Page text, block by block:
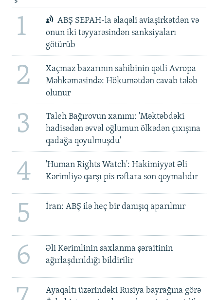
1
ABŞ SEPAH-la əlaqəli aviaşirkətdən və
onun iki təyyarəsindən sanksiyaları
götürüb
2
Xaçmaz bazarının sahibinin qətli Avropa
Məhkəməsində: Hökumətdən cavab tələb
olunur
3
Taleh Bağırovun xanımı: 'Məktəbdəki
hadisədən əvvəl oğlumun ölkədən çıxışına
qadağa qoyulmuşdu'
4
'Human Rights Watch': Hakimiyyət Əli
Kərimliyə qarşı pis rəftara son qoymalıdır
5 İran: ABŞ ilə heç bir danışıq aparılmır
6
Əli Kərimlinin saxlanma şəraitinin
ağırlaşdırıldığı bildirilir
Ayaqaltı üzərindəki Rusiya bayrağına görə